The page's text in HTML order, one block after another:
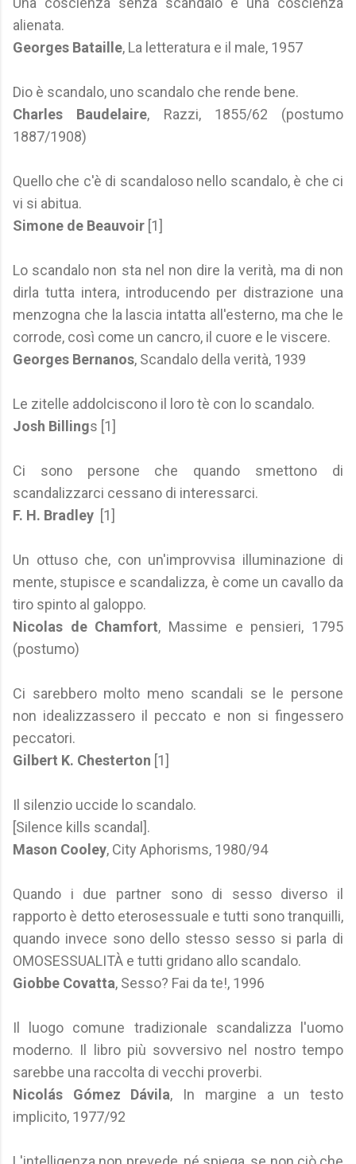
alienata.
Georges Bataille, La letteratura e il male, 1957
Dio è scandalo, uno scandalo che rende bene.
Charles Baudelaire, Razzi, 1855/62 (postumo
1887/1908)
Quello che c'è di scandaloso nello scandalo, è che ci
vi si abitua.
Simone de Beauvoir [1]
Lo scandalo non sta nel non dire la verità, ma di non
dirla tutta intera, introducendo per distrazione una
menzogna che la lascia intatta all'esterno, ma che le
corrode, così come un cancro, il cuore e le viscere.
Georges Bernanos, Scandalo della verità, 1939
Le zitelle addolciscono il loro tè con lo scandalo.
Josh Billings [1]
Ci sono persone che quando smettono di
scandalizzarci cessano di interessarci.
F. H. Bradley [1]
Un ottuso che, con un'improvvisa illuminazione di
mente, stupisce e scandalizza, è come un cavallo da
tiro spinto al galoppo.
Nicolas de Chamfort, Massime e pensieri, 1795
(postumo)
Ci sarebbero molto meno scandali se le persone
non idealizzassero il peccato e non si fingessero
peccatori.
Gilbert K. Chesterton [1]
Il silenzio uccide lo scandalo.
[Silence kills scandal].
Mason Cooley, City Aphorisms, 1980/94
Quando i due partner sono di sesso diverso il
rapporto è detto eterosessuale e tutti sono tranquilli,
quando invece sono dello stesso sesso si parla di
OMOSESSUALITÀ e tutti gridano allo scandalo.
Giobbe Covatta, Sesso? Fai da te!, 1996
Il luogo comune tradizionale scandalizza l'uomo
moderno. Il libro più sovversivo nel nostro tempo
sarebbe una raccolta di vecchi proverbi.
Nicolás Gómez Dávila, In margine a un testo
implicito, 1977/92